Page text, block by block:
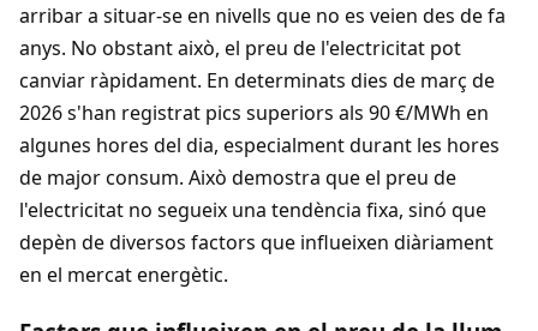
arribar a situar-se en nivells que no es veien des de fa
anys. No obstant això, el preu de l'electricitat pot
canviar ràpidament. En determinats dies de març de
2026 s'han registrat pics superiors als 90 €/MWh en
algunes hores del dia, especialment durant les hores
de major consum. Això demostra que el preu de
l'electricitat no segueix una tendència fixa, sinó que
depèn de diversos factors que influeixen diàriament
en el mercat energètic.